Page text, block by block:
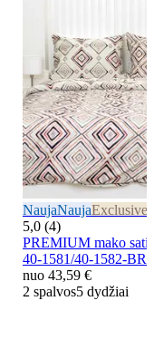
NaujaNaujaExclusive
5,0 (4)
PREMIUM mako
40-1581/40-1582-
nuo 43,59 €
2 spalvos5 dydžiai